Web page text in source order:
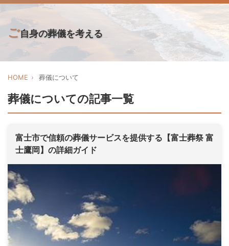
ご自身の葬儀を考える
HOME 葬儀について
葬儀についての記事一覧
富士市で信頼の葬儀サービスを提供する【富士葬祭 富
士鷹岡】の詳細ガイド